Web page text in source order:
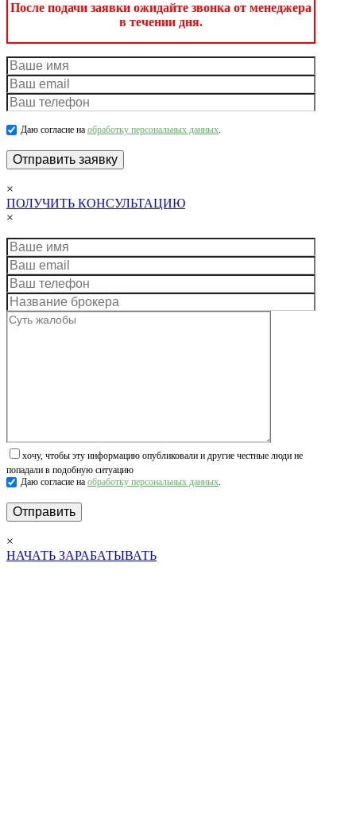
После подачи заявки ожидайте звонка от менеджера
в течении дня.
Даю согласие на обработку персональных данных.
×
ПОЛУЧИТЬ КОНСУЛЬТАЦИЮ
×
хочу, чтобы эту информацию опубликовали и другие честные люди не
попадали в подобную ситуацию
Даю согласие на обработку персональных данных.
×
НАЧАТЬ ЗАРАБАТЫВАТЬ